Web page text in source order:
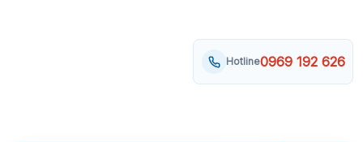
Hotline0969 192 626